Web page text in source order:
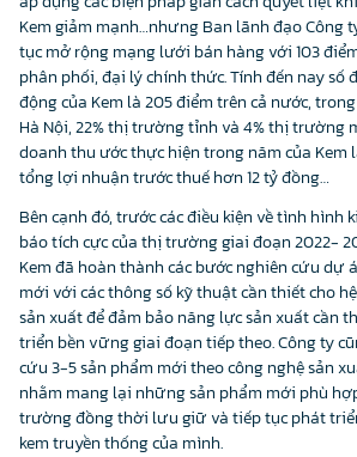
Kem giảm mạnh…nhưng Ban lãnh đạo Công
tục mở rộng mạng lưới bán hàng với 103
phân phối, đại lý chính thức. Tính đến nay số
động của Kem là 205 điểm trên cả nước,
Hà Nội, 22% thị trường tỉnh và 4% thị trường
doanh thu ước thực hiện trong năm của Kem
tổng lợi nhuận trước thuế hơn 12 tỷ đồng…
Bên cạnh đó, trước các điều kiện về tình hình
báo tích cực của thị trường giai đoạn 2022-
Kem đã hoàn thành các bước nghiên cứu dự
mới với các thông số kỹ thuật cần thiết cho
sản xuất để đảm bảo năng lực sản xuất cần
triển bền vững giai đoạn tiếp theo. Công ty
cứu 3-5 sản phẩm mới theo công nghệ sản
nhằm mang lại những sản phẩm mới phù
trường đồng thời lưu giữ và tiếp tục phát
kem truyền thống của mình.